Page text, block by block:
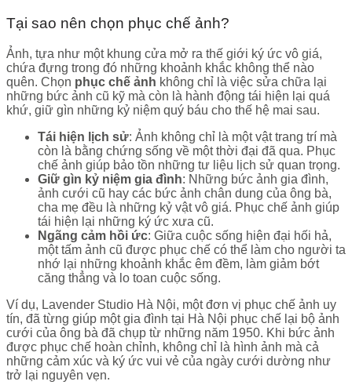
Tại sao nên chọn phục chế ảnh?
Ảnh, tựa như một khung cửa mở ra thế giới ký ức vô giá,
chứa đựng trong đó những khoảnh khắc không thể nào
quên. Chọn phục chế ảnh không chỉ là việc sửa chữa lại
những bức ảnh cũ kỹ mà còn là hành động tái hiện lại quá
khứ, giữ gìn những kỷ niệm quý báu cho thế hệ mai sau.
Tái hiện lịch sử: Ảnh không chỉ là một vật trang trí mà
còn là bằng chứng sống về một thời đại đã qua. Phục
chế ảnh giúp bảo tồn những tư liệu lịch sử quan trọng.
Giữ gìn kỷ niệm gia đình: Những bức ảnh gia đình,
ảnh cưới cũ hay các bức ảnh chân dung của ông bà,
cha mẹ đều là những kỷ vật vô giá. Phục chế ảnh giúp
tái hiện lại những ký ức xưa cũ.
Ngãng cảm hồi ức: Giữa cuộc sống hiện đại hối hả,
một tấm ảnh cũ được phục chế có thể làm cho người ta
nhớ lại những khoảnh khắc êm đềm, làm giảm bớt
căng thẳng và lo toan cuộc sống.
Ví dụ, Lavender Studio Hà Nội, một đơn vị phục chế ảnh uy
tín, đã từng giúp một gia đình tại Hà Nội phục chế lại bộ ảnh
cưới của ông bà đã chụp từ những năm 1950. Khi bức ảnh
được phục chế hoàn chỉnh, không chỉ là hình ảnh mà cả
những cảm xúc và ký ức vui vẻ của ngày cưới dường như
trở lại nguyên vẹn.